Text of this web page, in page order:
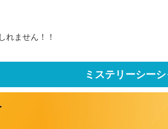
れません！！
ミステリーシー